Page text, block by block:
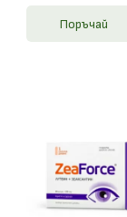
Поръчай